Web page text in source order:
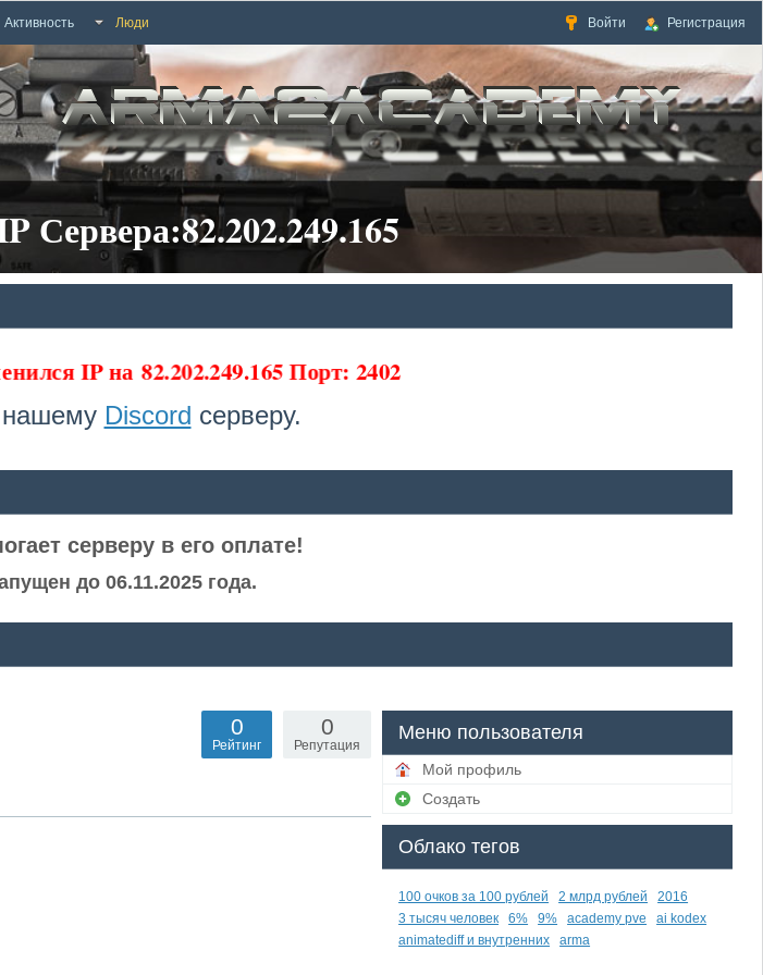
Активность Люди Войти Регистрация
Сервера:82.202.249.165
IP на82.202.249.165 Порт: 2402
нашему Discord серверу.
серверу в его оплате!
до 06.11.2025 года.
0
Репутация
0
Рейтинг
Меню пользователя
Мой профиль
Создать
Облако тегов
100 очков за 100 рублей 2 млрд рублей
2016
3 тысяч человек
6% 9% academy pve
ai kodex
animatediff и внутренних
arma